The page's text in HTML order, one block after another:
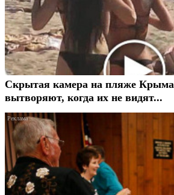
Скрытая камера на пляже
вытворяют, когда их не видят...